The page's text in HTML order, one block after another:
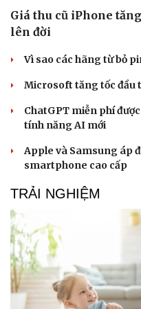
Giá thu cũ iPhone
lên đời
Vì sao các hãng từ bỏ
Microsoft tăng tốc đầu
ChatGPT miễn phí
tính năng AI mới
Apple và Samsung áp
smartphone cao cấp
TRẢI NGHIỆM